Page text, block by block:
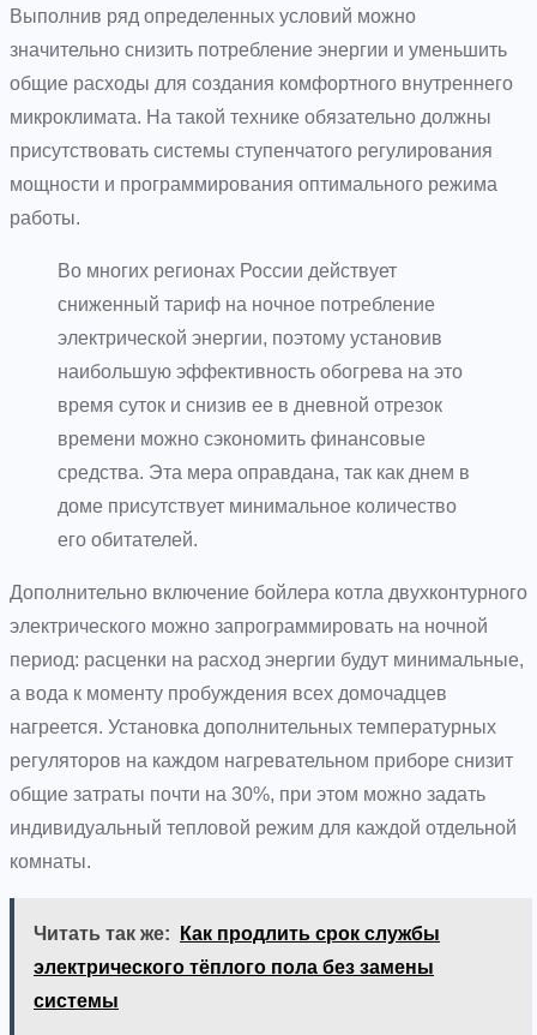
Выполнив ряд определенных условий можно
значительно снизить потребление энергии и уменьшить
общие расходы для создания комфортного внутреннего
микроклимата. На такой технике обязательно должны
присутствовать системы ступенчатого регулирования
мощности и программирования оптимального режима
работы.
Во многих регионах России действует
сниженный тариф на ночное потребление
электрической энергии, поэтому установив
наибольшую эффективность обогрева на это
время суток и снизив ее в дневной отрезок
времени можно сэкономить финансовые
средства. Эта мера оправдана, так как днем в
доме присутствует минимальное количество
его обитателей.
Дополнительно включение бойлера котла двухконтурного
электрического можно запрограммировать на ночной
период: расценки на расход энергии будут минимальные,
а вода к моменту пробуждения всех домочадцев
нагреется. Установка дополнительных температурных
регуляторов на каждом нагревательном приборе снизит
общие затраты почти на 30%, при этом можно задать
индивидуальный тепловой режим для каждой отдельной
комнаты.
Читать так же:
Как продлить срок службы
электрического тёплого пола без замены
системы